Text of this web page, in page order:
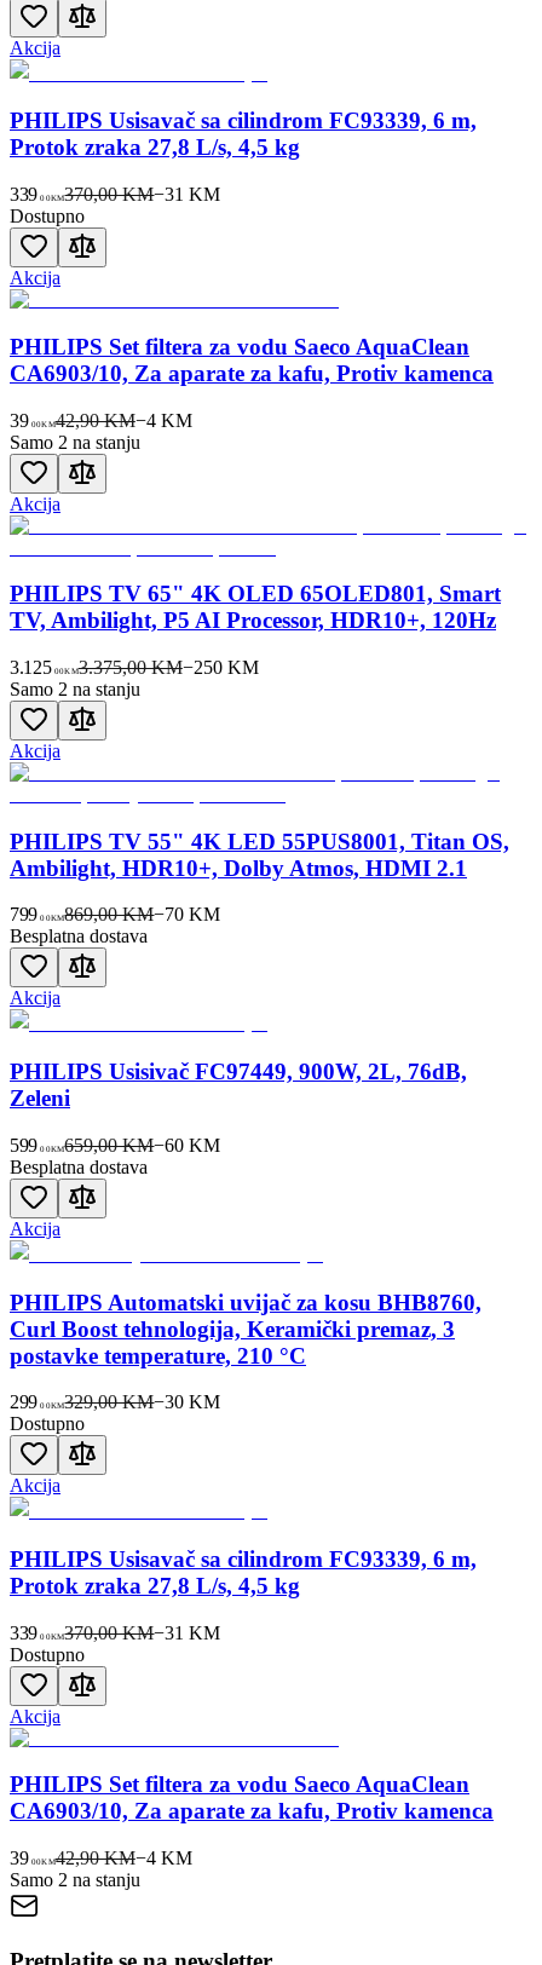
Akcija
PHILIPS Usisavač sa cilindrom FC93339, 6 m,
Protok zraka 27,8 L/s, 4,5 kg
339 00KM370,00 KM−31 KM
Dostupno
Akcija
PHILIPS Set filtera za vodu Saeco AquaClean
CA6903/10, Za aparate za kafu, Protiv kamenca
39 00KM42,90 KM−4KM
Samo 2 na stanju
Akcija
PHILIPS TV 65" 4K OLED 65OLED801, Smart
TV, Ambilight, P5 AI Processor, HDR10+, 120Hz
3.125 00KM3.375,00 KM−250KM
Samo 2 na stanju
Akcija
PHILIPS TV 55" 4K LED 55PUS8001, Titan OS,
Ambilight, HDR10+, Dolby Atmos, HDMI 2.1
799 00KM869,00 KM−70 KM
Besplatna dostava
Akcija
PHILIPS Usisivač FC97449, 900W, 2L, 76dB,
Zeleni
599 00KM659,00 KM−60 KM
Besplatna dostava
Akcija
PHILIPS Automatski uvijač za kosu BHB8760,
Curl Boost tehnologija, Keramički premaz, 3
postavke temperature, 210 °C
299 00KM329,00 KM−30 KM
Dostupno
Akcija
PHILIPS Usisavač sa cilindrom FC93339, 6 m,
Protok zraka 27,8 L/s, 4,5 kg
339 00KM370,00 KM−31 KM
Dostupno
Akcija
PHILIPS Set filtera za vodu Saeco AquaClean
CA6903/10, Za aparate za kafu, Protiv kamenca
39 00KM42,90 KM−4KM
Samo 2 na stanju